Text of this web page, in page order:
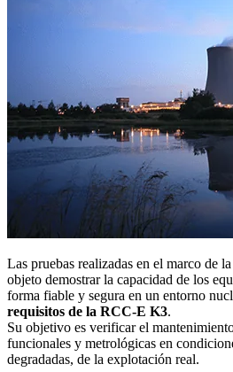
Las pruebas realizadas en el marco de
objeto demostrar la capacidad de los
forma fiable y segura en un entorno
requisitos de la RCC-E K3.
Su objetivo es verificar el
funcionales y metrológicas en
degradadas, de la explotación real.